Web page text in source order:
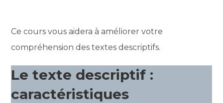
Ce cours vous aidera à améliorer votre
compréhension des textes descriptifs.
Le texte descriptif :
caractéristiques